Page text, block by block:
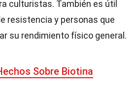
culturistas. También es útil
resistencia y personas que
su rendimiento físico general.
Sobre Biotina